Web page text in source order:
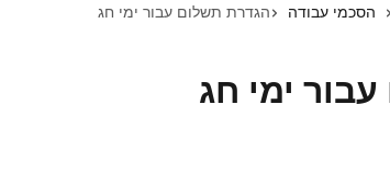
הסכמי עבודה הגדרת תשלום עבור ימי חג
ימי חג